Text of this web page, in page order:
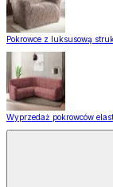
Pokrowce z luksusową
Wyprzedaż pokrowców